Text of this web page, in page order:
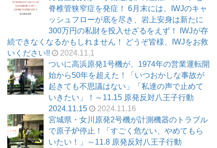
脊椎管狭窄症を発症！ 6月末には、IWJのキャ
ッシュフローが底を尽き、岩上安身は新たに
300万円の私財を投入せざるをえず！ IWJが存
続できなくなるかもしれません！ どうぞ皆様、IWJをお救
いください!!
2024.11.1
ついに高浜原発1号機が、1974年の営業運転開
始から50年を超えた！「いつおかしな事故が
起きても不思議はない」「私達の声で止めて
いきたい」！～11.15 原発反対八王子行動
2024.11.15
2024.11.16
宮城県・女川原発2号機が計測機器のトラブル
で原子炉停止！「すごく危ない、やめてもら
いたい！」～11.8 原発反対八王子行動